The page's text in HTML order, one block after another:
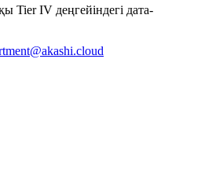
Tier IV деңгейіндегі дата-